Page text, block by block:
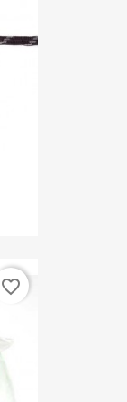
favorite_border